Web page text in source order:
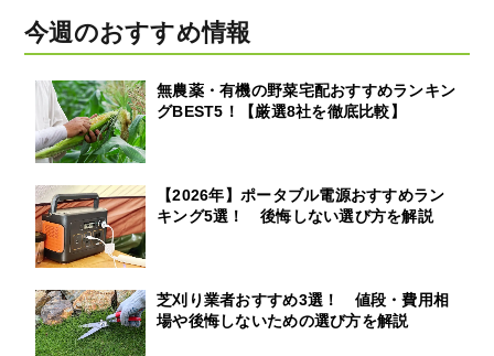
今週のおすすめ情報
無農薬・有機の野菜宅配おすすめランキン
グBEST5！【厳選8社を徹底比較】
【2026年】ポータブル電源おすすめラン
キング5選！ 後悔しない選び方を解説
芝刈り業者おすすめ3選！ 値段・費用相
場や後悔しないための選び方を解説